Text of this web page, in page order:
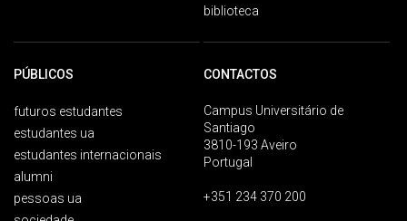
biblioteca
PÚBLICOS
futuros estudantes
estudantes ua
estudantes internacionais
alumni
pessoas ua
CONTACTOS
Campus Universitário de
Santiago
3810-193 Aveiro
Portugal
+351 234 370 200